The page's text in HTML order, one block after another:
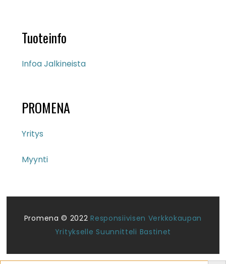
Tuoteinfo
Infoa Jalkineista
PROMENA
Yritys
Myynti
Promena © 2022Responsiivisen Verkkokaupan
Yritykselle Suunnitteli Bastinet
Search